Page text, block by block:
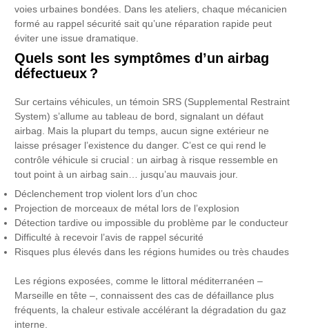
voies urbaines bondées. Dans les ateliers, chaque mécanicien
formé au rappel sécurité sait qu’une réparation rapide peut
éviter une issue dramatique.
Quels sont les symptômes d’un airbag
défectueux ?
Sur certains véhicules, un témoin SRS (Supplemental Restraint
System) s’allume au tableau de bord, signalant un défaut
airbag. Mais la plupart du temps, aucun signe extérieur ne
laisse présager l’existence du danger. C’est ce qui rend le
contrôle véhicule si crucial : un airbag à risque ressemble en
tout point à un airbag sain… jusqu’au mauvais jour.
Déclenchement trop violent lors d’un choc
Projection de morceaux de métal lors de l’explosion
Détection tardive ou impossible du problème par le conducteur
Difficulté à recevoir l’avis de rappel sécurité
Risques plus élevés dans les régions humides ou très chaudes
Les régions exposées, comme le littoral méditerranéen –
Marseille en tête –, connaissent des cas de défaillance plus
fréquents, la chaleur estivale accélérant la dégradation du gaz
interne.